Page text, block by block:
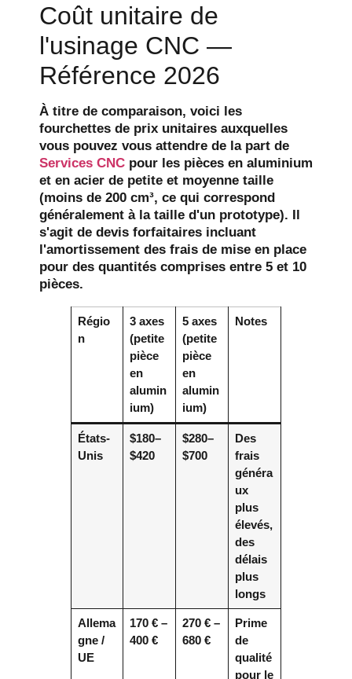
Coût unitaire de
l'usinage CNC —
Référence 2026
À titre de comparaison, voici les
fourchettes de prix unitaires auxquelles
vous pouvez vous attendre de la part de
Services CNC pour les pièces en aluminium
et en acier de petite et moyenne taille
(moins de 200 cm³, ce qui correspond
généralement à la taille d'un prototype). Il
s'agit de devis forfaitaires incluant
l'amortissement des frais de mise en place
pour des quantités comprises entre 5 et 10
pièces.
Régio
n
3 axes
(petite
pièce
en
alumin
ium)
5 axes
(petite
pièce
en
alumin
ium)
Notes
États-
Unis
$180–
$420
$280–
$700
Des
frais
généra
ux
plus
élevés,
des
délais
plus
longs
Allema
gne /
UE
170 € –
400 €
270 € –
680 €
Prime
de
qualité
pour le